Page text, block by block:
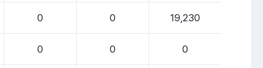
0 0 19,230
0 0 0